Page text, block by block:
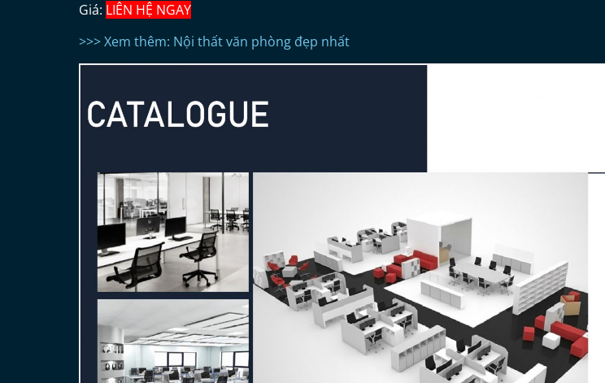
Giá: LIÊN HỆ NGAY
>>> Xem thêm: Nội thất văn phòng đẹp nhất